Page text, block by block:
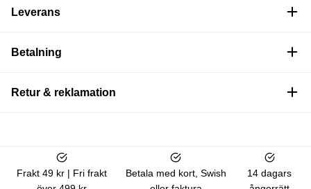
Leverans
Betalning
Retur & reklamation
Frakt 49 kr | Fri frakt
Betala med kort, Swish
14 dagars